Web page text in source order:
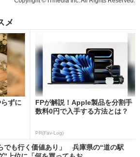
メ
ずに
FPが解説！Apple製品を分割手
数料0円で入手する方法とは？
PR(Fav-Log)
でも行く価値あり」 兵庫県の“道の駅